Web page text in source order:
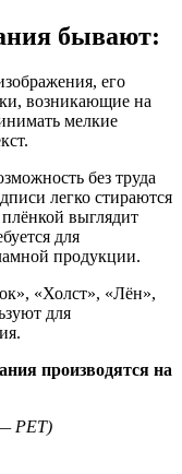
бывают:
его
возникающие на
мелкие
без труда
легко стираются
выглядит
для
продукции.
«Холст», «Лён»,
для
производятся на
РЕТ)